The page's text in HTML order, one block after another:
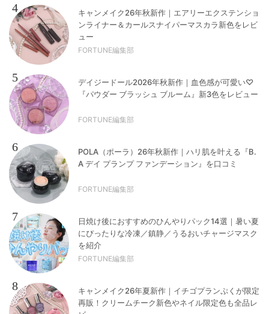
4
キャンメイク26年秋新作｜エアリーエクステンショ
ンライナー＆カールスナイパーマスカラ新色をレビ
ュー
FORTUNE編集部
5
デイジードール2026年秋新作｜血色感が可愛い♡
『パウダー ブラッシュ ブルーム』新3色をレビュー
FORTUNE編集部
6
POLA（ポーラ）26年秋新作｜ハリ肌を叶える『B.
A デイ プランプ ファンデーション』を口コミ
FORTUNE編集部
7
日焼け後におすすめのひんやりパック14選｜暑い夏
にぴったりな冷凍／鎮静／うるおいチャージマスク
を紹介
FORTUNE編集部
8
キャンメイク26年夏新作｜イチゴプランぷくが限定
再販！クリームチーク新色やネイル限定色も全品レ